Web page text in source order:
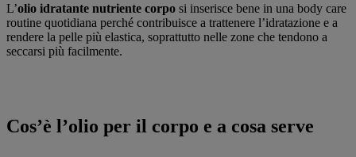
L’olio idratante nutriente corpo si inserisce bene in una body care
routine quotidiana perché contribuisce a trattenere l’idratazione e a
rendere la pelle più elastica, soprattutto nelle zone che tendono a
seccarsi più facilmente.
Cos’è l’olio per il corpo e a cosa serve